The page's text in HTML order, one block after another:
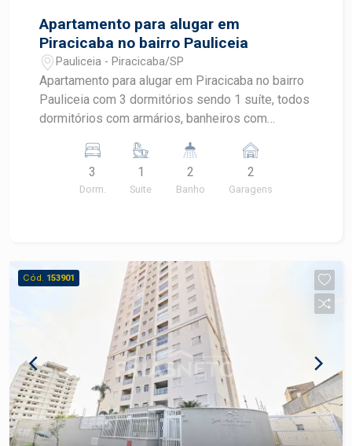
Apartamento para alugar em
Piracicaba no bairro Pauliceia
Pauliceia - Piracicaba/SP
Apartamento para alugar em Piracicaba no bairro
Pauliceia com 3 dormitórios sendo 1 suíte, todos
dormitórios com armários, banheiros com
varanda com churrasqueira, cozinha completa de
armários, área de serviço com armário.
Condomínio com lazer completo.
3
Dorm.
1
Suite
2
Banho
2
Garagens
Cód. 153901